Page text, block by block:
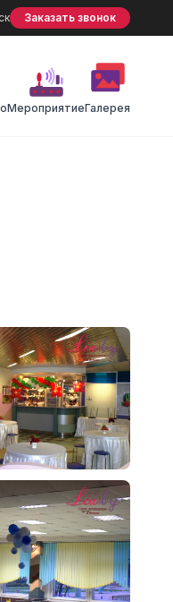
Заказать звонок
МероприятиеГалерея